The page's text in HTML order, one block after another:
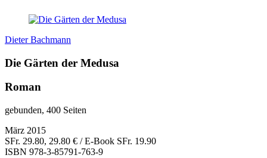
Dieter Bachmann
Die Gärten der Medusa
Roman
gebunden, 400 Seiten
März 2015
SFr. 29.80, 29.80 € / E-Book SFr. 19.90
ISBN 978-3-85791-763-9